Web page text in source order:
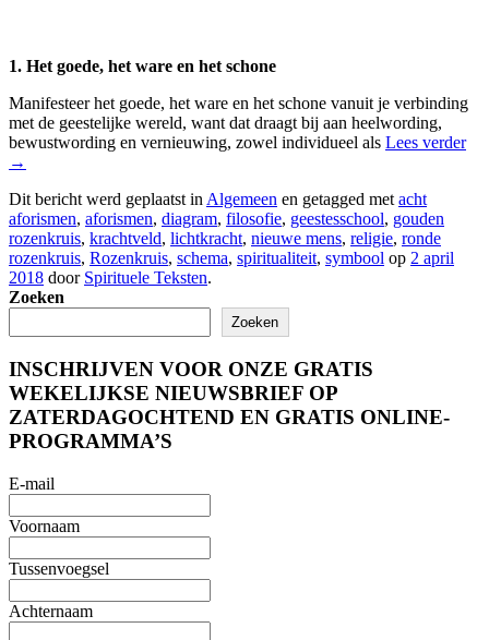
1. Het goede, het ware en het schone
Manifesteer het goede, het ware en het schone vanuit je verbinding
met de geestelijke wereld, want dat draagt bij aan heelwording,
bewustwording en vernieuwing, zowel individueel als Lees verder
→
Dit bericht werd geplaatst in Algemeen en getagged met acht
aforismen, aforismen, diagram, filosofie, geestesschool, gouden
rozenkruis, krachtveld, lichtkracht, nieuwe mens, religie, ronde
rozenkruis, Rozenkruis, schema, spiritualiteit, symbool op 2 april
2018 door Spirituele Teksten.
Zoeken
Zoeken
INSCHRIJVEN VOOR ONZE GRATIS
WEKELIJKSE NIEUWSBRIEF OP
ZATERDAGOCHTEND EN GRATIS ONLINE-
PROGRAMMA’S
E-mail
Voornaam
Tussenvoegsel
Achternaam